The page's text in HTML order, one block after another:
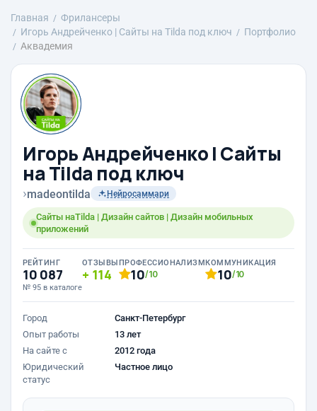
Главная
Фрилансеры
Игорь Андрейченко | Сайты на Tilda под ключ
Портфолио
Аквадемия
Игорь Андрейченко | Сайты
на Tilda под ключ
›madeontilda Нейросаммари
Сайты наTilda | Дизайн сайтов | Дизайн мобильных
приложений
РЕЙТИНГ
10 087
№ 95 в каталоге
ОТЗЫВЫ
114
ПРОФЕССИОНАЛИЗМ
10/10
КОММУНИКАЦИЯ
10/10
Город
Санкт-Петербург
Опыт работы
13 лет
На сайте с
2012 года
Юридический
статус
Частное лицо